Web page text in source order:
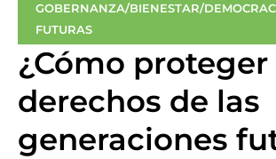
GOBERNANZA/BIENESTAR/
FUTURAS
¿Cómo proteger
derechos de las
generaciones